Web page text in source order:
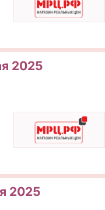
2025
2025